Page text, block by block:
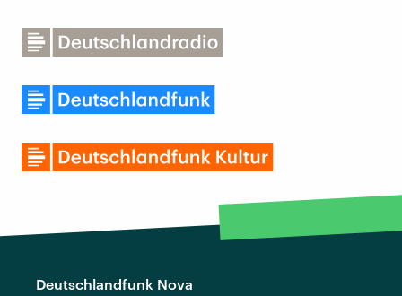
Deutschlandfunk Nova